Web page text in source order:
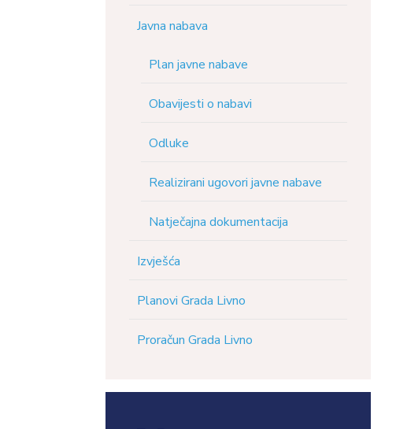
Javna nabava
Plan javne nabave
Obavijesti o nabavi
Odluke
Realizirani ugovori javne nabave
Natječajna dokumentacija
Izvješća
Planovi Grada Livno
Proračun Grada Livno